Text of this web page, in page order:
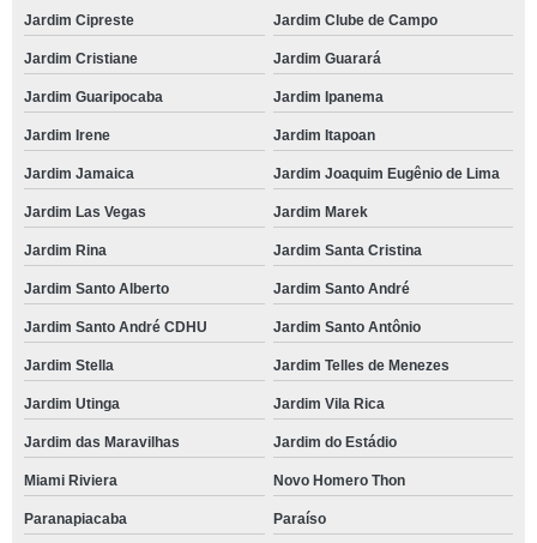
Jardim Cipreste Jardim Clube de Campo
Jardim Cristiane Jardim Guarará
Jardim Guaripocaba Jardim Ipanema
Jardim Irene Jardim Itapoan
Jardim Jamaica Jardim Joaquim Eugênio de Lima
Jardim Las Vegas Jardim Marek
Jardim Rina Jardim Santa Cristina
Jardim Santo Alberto Jardim Santo André
Jardim Santo André CDHU Jardim Santo Antônio
Jardim Stella Jardim Telles de Menezes
Jardim Utinga Jardim Vila Rica
Jardim das Maravilhas Jardim do Estádio
Miami Riviera Novo Homero Thon
Paranapiacaba Paraíso